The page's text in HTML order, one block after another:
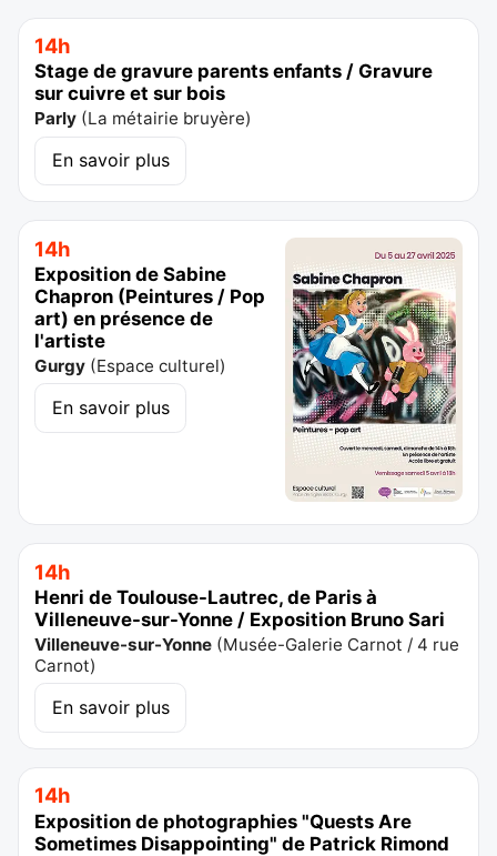
14h
Stage de gravure parents enfants / Gravure
sur cuivre et sur bois
Parly (La métairie bruyère)
En savoir plus
14h
Exposition de Sabine
Chapron (Peintures / Pop
art) en présence de
l'artiste
Gurgy (Espace culturel)
En savoir plus
14h
Henri de Toulouse-Lautrec, de Paris à
Villeneuve-sur-Yonne / Exposition Bruno Sari
Villeneuve-sur-Yonne (Musée-Galerie Carnot / 4 rue
Carnot)
En savoir plus
14h
Exposition de photographies "Quests Are
Sometimes Disappointing" de Patrick Rimond